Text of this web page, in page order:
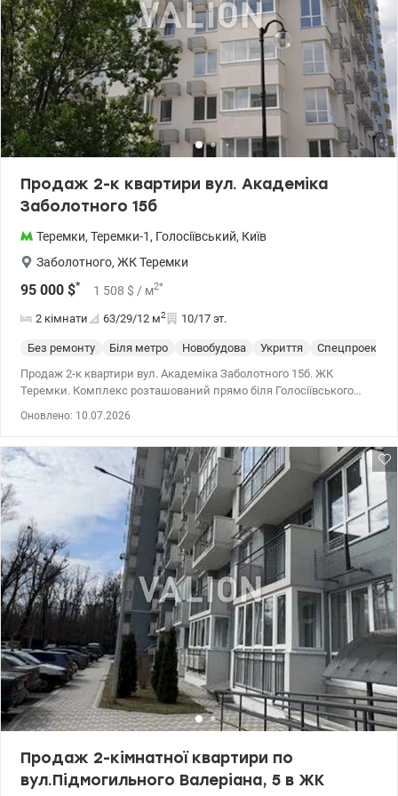
Продаж 2-к квартири вул. Академіка
Заболотного 15б
Теремки, Теремки-1 , Голосіївський, Київ
Заболотного, ЖК Теремки
95 000 $* 1 508 $ / м2*
2 кімнати 63/29/12 м2 10/17 эт.
Без ремонту Біля метро Новобудова Укриття Спецпроект
Продаж 2-к квартири вул. Академіка Заболотного 15б. ЖК
Теремки. Комплекс розташований прямо біля Голосіївського
підземний паркінг, супермаркет Новус, вся інфраструктура - на
території комплексу, вже відкрито 2 продуктові магазини, 2
кав'ярні, піцерія. 044 200 10 80 valion.ua/1143595
Оновлено: 10.07.2026
Продаж 2-кімнатної квартири по
вул.Підмогильного Валеріана, 5 в ЖК